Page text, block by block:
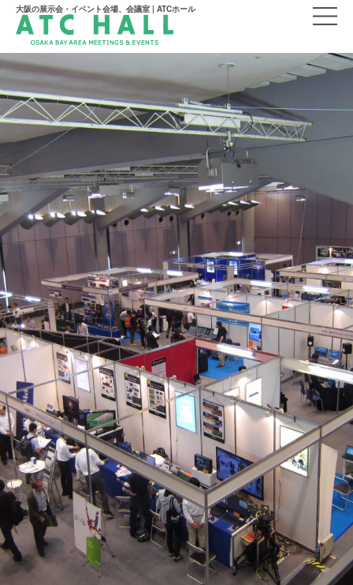
大阪の展示会・イベント会場、会議室 | ATCホール